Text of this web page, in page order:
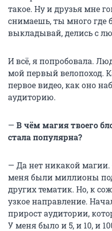
такое. Ну и друзья мне
снимаешь, ты много где
выкладывай, делись с
И всё, я попробовала.
мой первый велопоход.
первое видео, как оно
аудиторию.
— В чём магия твоего
стала популярна?
— Да нет никакой
меня были миллионы
других тематик. Но, к
узкое направление.
прирост аудитории,
У меня было и 5, и 10, и